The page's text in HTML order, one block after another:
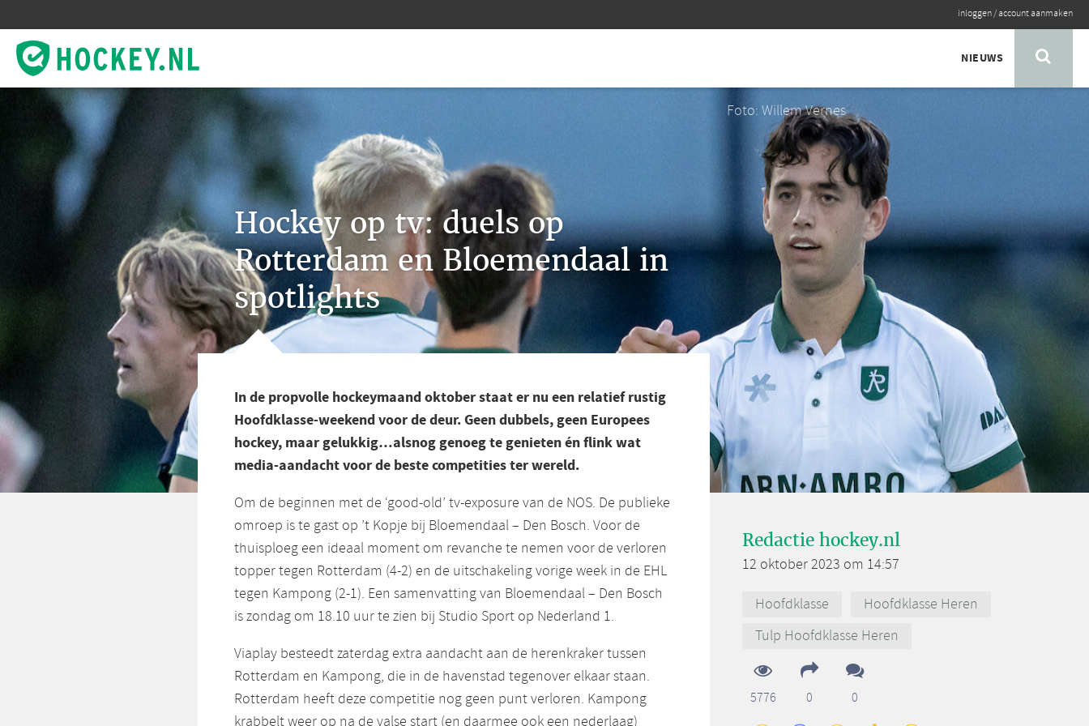
inloggen/account aanmaken
NIEUWS
Foto: Willem Vernes
Hockey op tv: duels op
Rotterdam en Bloemendaal in
spotlights
In de propvolle hockeymaand oktober staat er nu een relatief rustig
Hoofdklasse-weekend voor de deur. Geen dubbels, geen Europees
hockey, maar gelukkig…alsnog genoeg te genieten én flink wat
media-aandacht voor de beste competities ter wereld.
Om de beginnen met de ‘good-old’ tv-exposure van de NOS. De publieke
omroep is te gast op ’t Kopje bij Bloemendaal – Den Bosch. Voor de
thuisploeg een ideaal moment om revanche te nemen voor de verloren
topper tegen Rotterdam (4-2) en de uitschakeling vorige week in de EHL
tegen Kampong (2-1). Een samenvatting van Bloemendaal – Den Bosch
is zondag om 18.10 uur te zien bij Studio Sport op Nederland 1.
Viaplay besteedt zaterdag extra aandacht aan de herenkraker tussen
Rotterdam en Kampong, die in de havenstad tegenover elkaar staan.
Rotterdam heeft deze competitie nog geen punt verloren. Kampong
Redactie hockey.nl
12 oktober 2023 om 14:57
Hoofdklasse
Hoofdklasse Heren
Tulp Hoofdklasse Heren
5776 0 0